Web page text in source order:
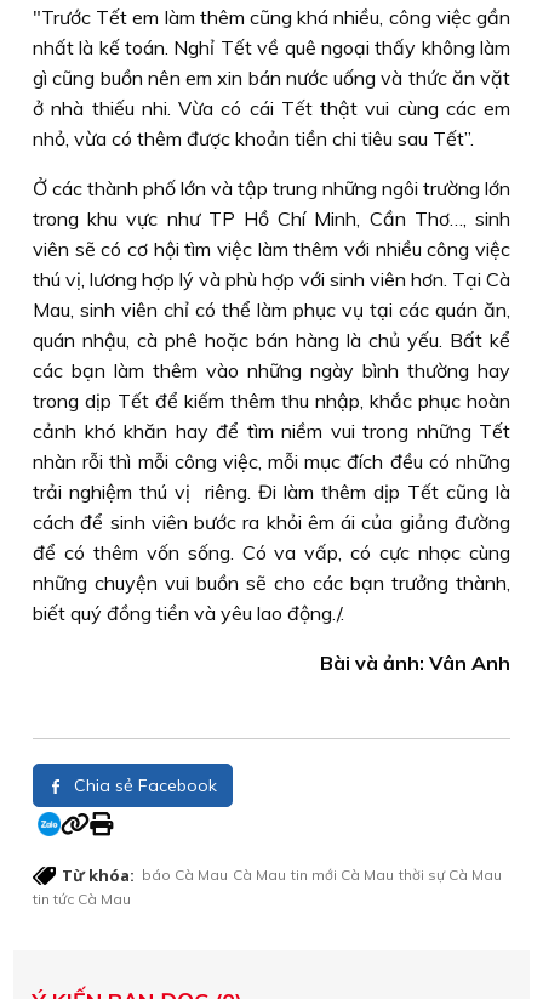
"Trước Tết em làm thêm cũng khá nhiều, công việc gần
nhất là kế toán. Nghỉ Tết về quê ngoại thấy không làm
gì cũng buồn nên em xin bán nước uống và thức ăn vặt
ở nhà thiếu nhi. Vừa có cái Tết thật vui cùng các em
nhỏ, vừa có thêm được khoản tiền chi tiêu sau Tết”.
Ở các thành phố lớn và tập trung những ngôi trường lớn
trong khu vực như TP Hồ Chí Minh, Cần Thơ…, sinh
viên sẽ có cơ hội tìm việc làm thêm với nhiều công việc
thú vị, lương hợp lý và phù hợp với sinh viên hơn. Tại Cà
Mau, sinh viên chỉ có thể làm phục vụ tại các quán ăn,
quán nhậu, cà phê hoặc bán hàng là chủ yếu. Bất kể
các bạn làm thêm vào những ngày bình thường hay
trong dịp Tết để kiếm thêm thu nhập, khắc phục hoàn
cảnh khó khăn hay để tìm niềm vui trong những Tết
nhàn rỗi thì mỗi công việc, mỗi mục đích đều có những
trải nghiệm thú vị riêng. Đi làm thêm dịp Tết cũng là
cách để sinh viên bước ra khỏi êm ái của giảng đường
để có thêm vốn sống. Có va vấp, có cực nhọc cùng
những chuyện vui buồn sẽ cho các bạn trưởng thành,
biết quý đồng tiền và yêu lao động./.
Bài và ảnh: Vân Anh
Chia sẻ Facebook
Từ khóa: báo Cà Mau Cà Mau tin mới Cà Mau thời sự Cà Mau
tin tức Cà Mau